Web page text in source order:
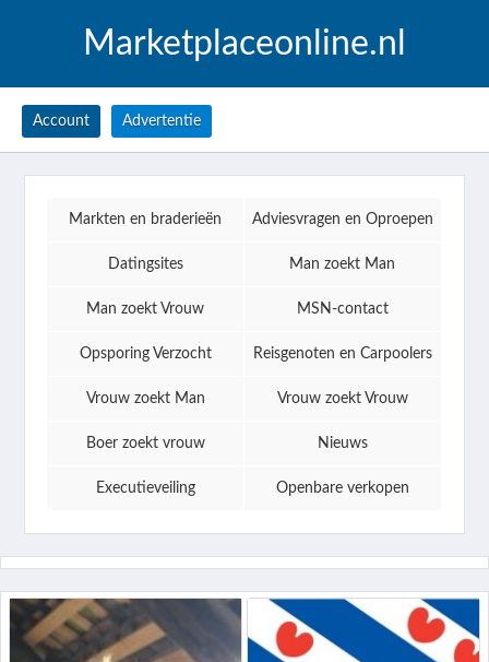
Marketplaceonline.nl
Account Advertentie
Markten en braderieën Adviesvragen en Oproepen
Datingsites Man zoekt Man
Man zoekt Vrouw MSN-contact
Opsporing Verzocht Reisgenoten en Carpoolers
Vrouw zoekt Man Vrouw zoekt Vrouw
Boer zoekt vrouw Nieuws
Executieveiling Openbare verkopen